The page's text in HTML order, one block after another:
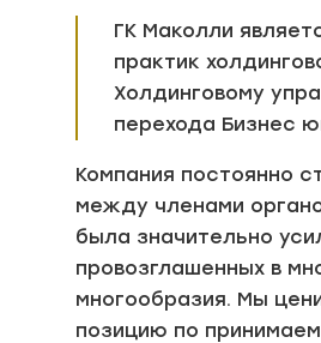
ГК Маколли
практик
Холдинговому
перехода Бизнес
Компания постоянно
между членами
была значительно
провозглашенных в
многообразия. Мы
позицию по